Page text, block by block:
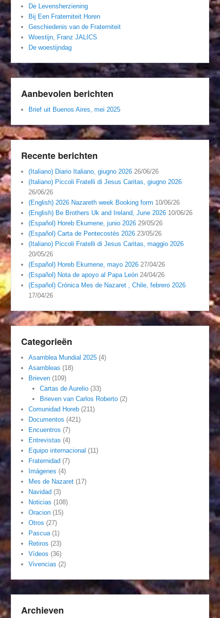
De Levensherziening
Bij Een Fraterniteit Horen
Geschiedenis van de Fraterniteit
Woestijn, Franz JALICS
De woestijndag
Aanbevolen berichten
Brief uit Buenos Aires, mei 2025
Recente berichten
(Italiano) Diario Italiano, giugno 2026 26/06/26
(Italiano) Piccoli Fratelli di Jesus Caritas, giugno 2026
26/06/26
(English) 2026 Nazareth week Booking form 10/06/26
(English) Be Brothers Uk and Ireland, June 2026 10/06/26
(Español) Horeb Ekumene, junio 2026 29/05/26
(Español) Carta de Pentecostés 2026 23/05/26
(Italiano) Piccoli Fratelli di Jesus Caritas, maggio 2026
20/05/26
(Español) Horeb Ekumene, mayo 2026 27/04/26
(Español) Nota de apoyo al Papa León 24/04/26
(Español) Crónica Mes de Nazaret , Chile, febrero 2026
17/04/26
Categorieën
Asamblea Mundial 2025 (4)
Asambleas (18)
Brieven (109)
Cartas de Aurelio(33)
Brieven van Carlos Roberto(2)
Comunidad Horeb (211)
Documentos (421)
Encuentros (7)
Entrevistas (4)
Equipo internacional (11)
Fraternidad (7)
Imágenes (4)
Mes de Nazaret (17)
Navidad (3)
Noticias (108)
Oracion (15)
Otros (27)
Pascua (1)
Retiros (23)
Vídeos (36)
Vivencias (2)
Archieven